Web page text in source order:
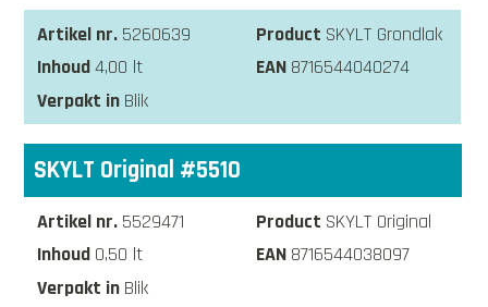
5260639
SKYLT Grondlak
4,00 lt
8716544040274
Blik
SKYLT Original #5510
5529471
SKYLT Original
0,50 lt
8716544038097
Blik